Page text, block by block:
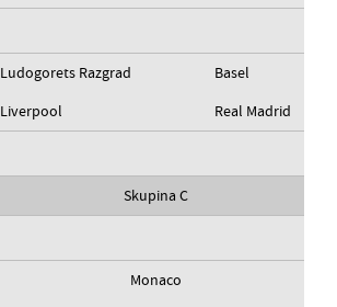
Ludogorets Razgrad
Basel
Liverpool Real Madrid
Skupina C
Monaco